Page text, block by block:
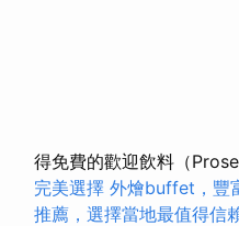
得免費的歡迎飲料（
完美選擇 外燴buffet，豐
推薦，選擇當地最值得信